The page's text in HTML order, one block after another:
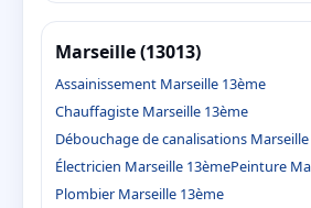
Marseille (13013)
Assainissement Marseille 13ème
Chauffagiste Marseille 13ème
Débouchage de canalisations
Électricien Marseille 13èmePeinture
Plombier Marseille 13ème